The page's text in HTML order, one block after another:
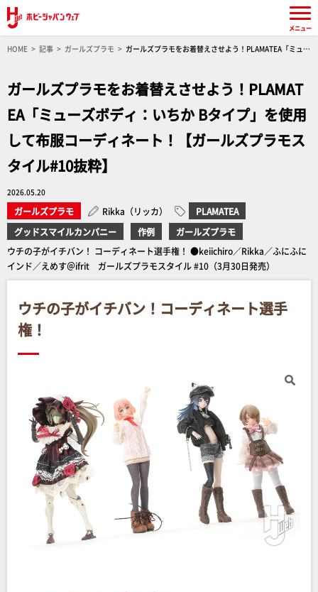
HOME 記事 ガールズプラモ
ガールズプラモをお着替えさせよう！PLAMATEA「ミュー
ガールズプラモをお着替えさせよう！PLAMAT
EA「ミューズボディ：いちか Bタイプ」を使用
して布服コーディネート！【ガールズプラモス
タイル#10抜粋】
2026.05.20
ガールズプラモ Rikka（リッカ）
PLAMATEA
グッドスマイルカンパニー
作例
ガールズプラモ
ウチの子がイチバン！ コーディネート選手権！ ●keiichiro／Rikka／ふにふに
インド／えめす＠ifrit ガールズプラモスタイル #10（3月30日発売）
ウチの子がイチバン！コーディネート選手
権！
メニュー